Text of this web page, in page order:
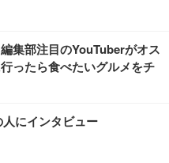
集部注目のYouTuberがオス
ったら食べたいグルメをチ
人にインタビュー